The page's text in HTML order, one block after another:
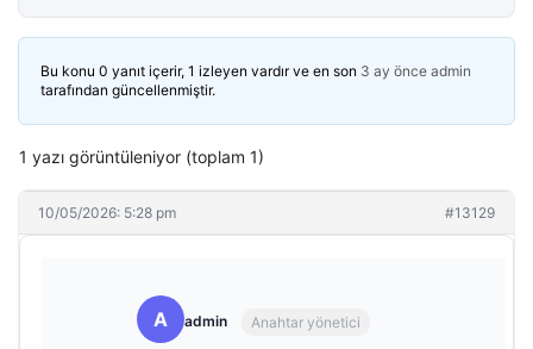
Bu konu 0 yanıt içerir, 1 izleyen vardır ve en son 3 ay önce admin
tarafından güncellenmiştir.
1 yazı görüntüleniyor (toplam 1)
10/05/2026: 5:28 pm #13129
A admin Anahtar yönetici